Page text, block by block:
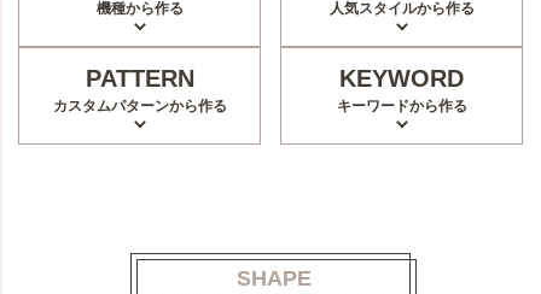
機種から作る 人気スタイルから作る
PATTERN
カスタムパターンから作る
KEYWORD
キーワードから作る
SHAPE